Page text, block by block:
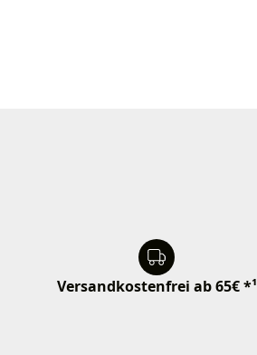
Versandkostenfrei ab 65€ *¹